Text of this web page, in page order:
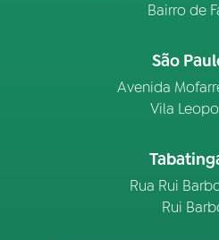
Bairro de
São
Avenida
Vila
Rua Rui
Rui